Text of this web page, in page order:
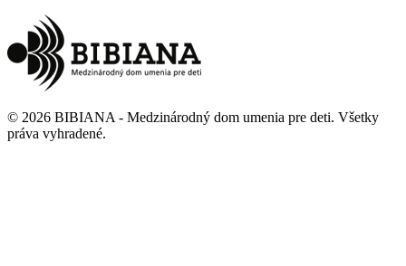
© 2026 BIBIANA - Medzinárodný dom umenia pre deti. Všetky
práva vyhradené.